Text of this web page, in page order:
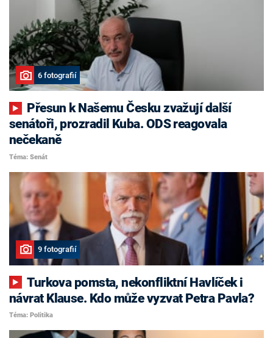
6 fotografií
senátoři, prozradil Kuba. ODS reagovala
nečekaně
Téma: Senát
9 fotografií
Turkova pomsta, nekonfliktní Havlíček i
návrat Klause. Kdo může vyzvat Petra Pavla?
Téma: Politika